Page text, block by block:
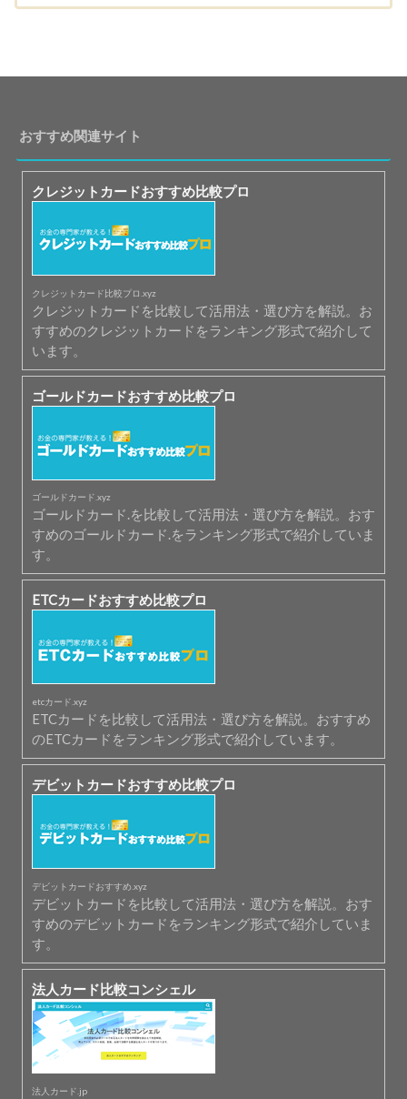
おすすめ関連サイト
クレジットカードおすすめ比較プロ
クレジットカード比較プロ.xyz
クレジットカードを比較して活用法・選び方を解説。お
すすめのクレジットカードをランキング形式で紹介して
います。
ゴールドカードおすすめ比較プロ
ゴールドカード.xyz
ゴールドカード.を比較して活用法・選び方を解説。おす
すめのゴールドカード.をランキング形式で紹介していま
す。
ETCカードおすすめ比較プロ
etcカード.xyz
ETCカードを比較して活用法・選び方を解説。おすすめ
のETCカードをランキング形式で紹介しています。
デビットカードおすすめ比較プロ
デビットカードおすすめ.xyz
デビットカードを比較して活用法・選び方を解説。おす
すめのデビットカードをランキング形式で紹介していま
す。
法人カード比較コンシェル
法人カード.jp